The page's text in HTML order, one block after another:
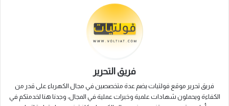
فريق التحرير
فريق تحرير موقع فولتيات يضم عدة متخصصين في مجال الكهرباء على قدر من
الكفاءة ويحملون شهادات علمية وخبرات عملية في المجال، وجدنا هنا لخدمتكم في